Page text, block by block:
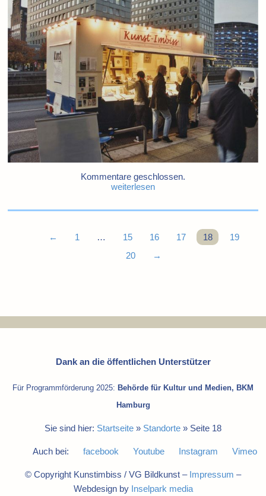
Kommentare geschlossen.
weiterlesen
← 1 … 15 16 17 18
19
20
→
Dank an die öffentlichen Unterstützer
Für Programmförderung 2025: Behörde für Kultur und Medien, BKM
Hamburg
Sie sind hier: Startseite » Standorte » Seite 18
Auch bei: facebook Youtube Instagram Vimeo
© Copyright Kunstimbiss / VG Bildkunst – Impressum –
Webdesign by Inselpark media